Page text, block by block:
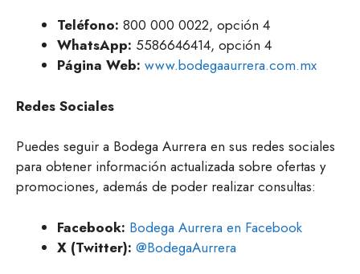
Teléfono: 800 000 0022, opción 4
WhatsApp: 5586646414, opción 4
Página Web: www.bodegaaurrera.com.mx
Redes Sociales
Puedes seguir a Bodega Aurrera en sus redes sociales
para obtener información actualizada sobre ofertas y
promociones, además de poder realizar consultas:
Facebook: Bodega Aurrera en Facebook
X (Twitter): @BodegaAurrera